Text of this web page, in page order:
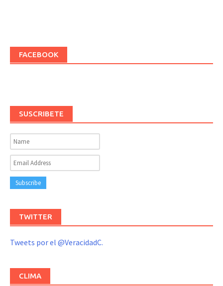
FACEBOOK
SUSCRIBETE
TWITTER
Tweets por el @VeracidadC.
CLIMA